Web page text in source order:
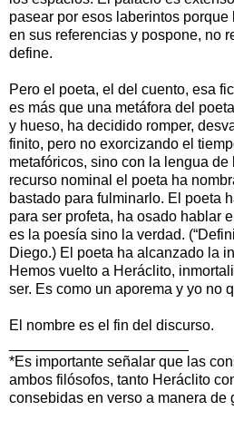
pasear por esos laberintos
en sus referencias y pospone, no
define.
Pero el poeta, el del cuento, esa
es más que una metáfora del
y hueso, ha decidido romper,
finito, pero no exorcizando el
metafóricos, sino con la lengua
recurso nominal el poeta ha
bastado para fulminarlo. El poeta
para ser profeta, ha osado hablar
es la poesía sino la verdad.
Diego.) El poeta ha alcanzado la
Hemos vuelto a Heráclito,
ser. Es como un aporema y yo no
El nombre es el fin del discurso.
*Es importante señalar que las
ambos filósofos, tanto Heráclito
consebidas en verso a manera de